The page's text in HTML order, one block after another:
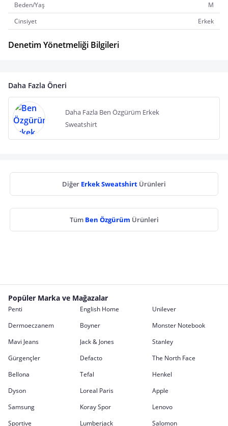
Beden/Yaş
M
Cinsiyet
Erkek
Denetim Yönetmeliği Bilgileri
Daha Fazla Öneri
Daha Fazla Ben Özgürüm Erkek
Sweatshirt
Diğer Erkek Sweatshirt Ürünleri
Tüm Ben Özgürüm Ürünleri
Popüler Marka ve Mağazalar
Penti English Home
Unilever
Dermoeczanem
Boyner
Monster Notebook
Mavi Jeans
Jack & Jones
Stanley
Gürgençler
Defacto
The North Face
Bellona
Tefal
Henkel
Dyson
Loreal Paris
Apple
Samsung
Koray Spor
Lenovo
Sportive
Lumberjack Salomon